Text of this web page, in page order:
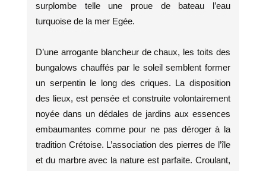
surplombe telle une proue de bateau l’eau
turquoise de la mer Egée.
D’une arrogante blancheur de chaux, les toits des
bungalows chauffés par le soleil semblent former
un serpentin le long des criques. La disposition
des lieux, est pensée et construite volontairement
noyée dans un dédales de jardins aux essences
embaumantes comme pour ne pas déroger à la
tradition Crétoise. L’association des pierres de l’île
et du marbre avec la nature est parfaite. Croulant,